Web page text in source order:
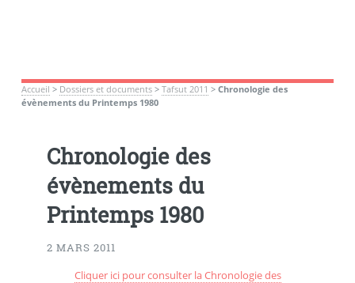
Accueil > Dossiers et documents> Tafsut 2011 > Chronologie des
évènements du Printemps 1980
Chronologie des
évènements du
Printemps 1980
2 MARS 2011
Cliquer ici pour consulter la Chronologie des